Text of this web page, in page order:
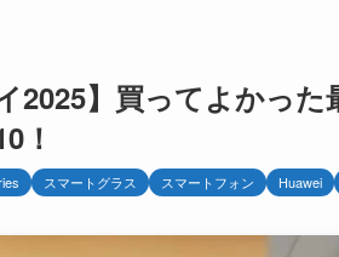
2025】買ってよかっ
！
スマートグラス スマートフォン Huawei